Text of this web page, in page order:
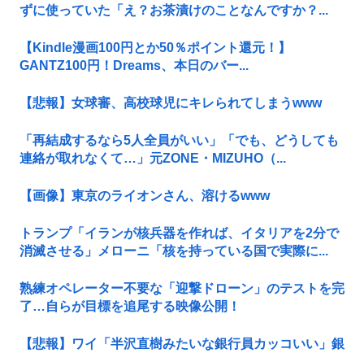
ずに使っていた「え？お茶漬けのことなんですか？...
【Kindle漫画100円とか50％ポイント還元！】
GANTZ100円！Dreams、本日のバー...
【悲報】女球審、高校球児にキレられてしまうwww
「再結成するなら5人全員がいい」「でも、どうしても
連絡が取れなくて…」元ZONE・MIZUHO（...
【画像】東京のライオンさん、溶けるwww
トランプ「イランが核兵器を作れば、イタリアを2分で
消滅させる」メローニ「核を持っている国で実際に...
熟練オペレーター不要な「迎撃ドローン」のテストを完
了…自らが目標を追尾する映像公開！
【悲報】ワイ「半沢直樹みたいな銀行員カッコいい」銀